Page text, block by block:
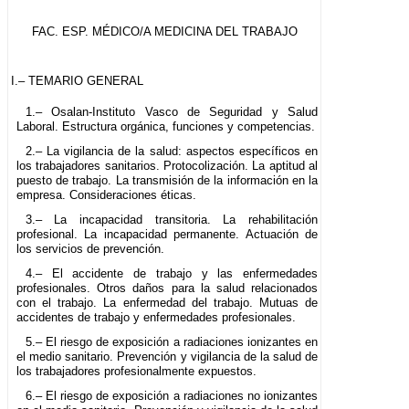
FAC. ESP. MÉDICO/A MEDICINA DEL TRABAJO
I.– TEMARIO GENERAL
1.– Osalan-Instituto Vasco de Seguridad y Salud
Laboral. Estructura orgánica, funciones y competencias.
2.– La vigilancia de la salud: aspectos específicos en
los trabajadores sanitarios. Protocolización. La aptitud al
puesto de trabajo. La transmisión de la información en la
empresa. Consideraciones éticas.
3.– La incapacidad transitoria. La rehabilitación
profesional. La incapacidad permanente. Actuación de
los servicios de prevención.
4.– El accidente de trabajo y las enfermedades
profesionales. Otros daños para la salud relacionados
con el trabajo. La enfermedad del trabajo. Mutuas de
accidentes de trabajo y enfermedades profesionales.
5.– El riesgo de exposición a radiaciones ionizantes en
el medio sanitario. Prevención y vigilancia de la salud de
los trabajadores profesionalmente expuestos.
6.– El riesgo de exposición a radiaciones no ionizantes